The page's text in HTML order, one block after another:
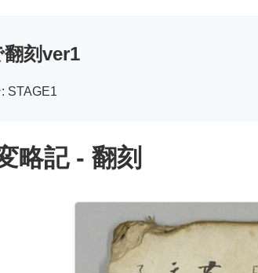
刻ver1
STAGE1
略記 - 翻刻